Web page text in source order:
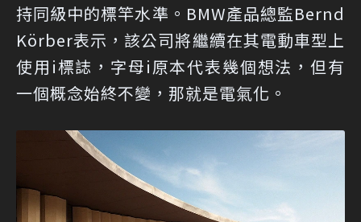
持同級中的標竿水準。BMW產品總監Bernd
Körber表示，該公司將繼續在其電動車型上
使用i標誌，字母i原本代表幾個想法，但有
一個概念始終不變，那就是電氣化。